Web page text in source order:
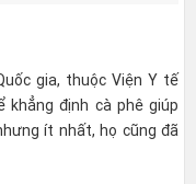
gia, thuộc Viện Y tế
khẳng định cà phê giúp
ít nhất, họ cũng đã